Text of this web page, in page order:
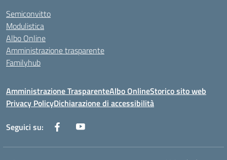
Semiconvitto
Modulistica
Albo Online
Amministrazione trasparente
Familyhub
Amministrazione TrasparenteAlbo OnlineStorico sito web
Privacy PolicyDichiarazione di accessibilità
Seguici su: